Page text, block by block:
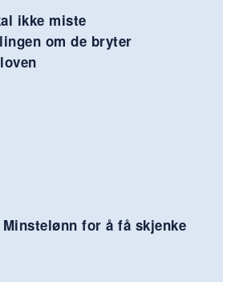
ikke miste
om de bryter
for å få skjenke